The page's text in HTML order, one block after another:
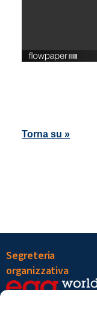
Torna su »
Segreteria
organizzativa